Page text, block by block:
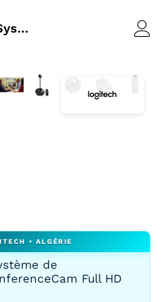
Logitech BCC950 Système de Visioconférence ConferenceCam Full HD 1080p
de
Full HD